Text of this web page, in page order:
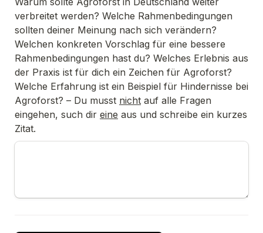
verbreitet werden? Welche Rahmenbedingungen
sollten deiner Meinung nach sich verändern?
Welchen konkreten Vorschlag für eine bessere
Rahmenbedingungen hast du? Welches Erlebnis aus
der Praxis ist für dich ein Zeichen für Agroforst?
Welche Erfahrung ist ein Beispiel für Hindernisse bei
Agroforst? – Du musst nicht auf alle Fragen
eingehen, such dir eine aus und schreibe ein kurzes
Zitat.